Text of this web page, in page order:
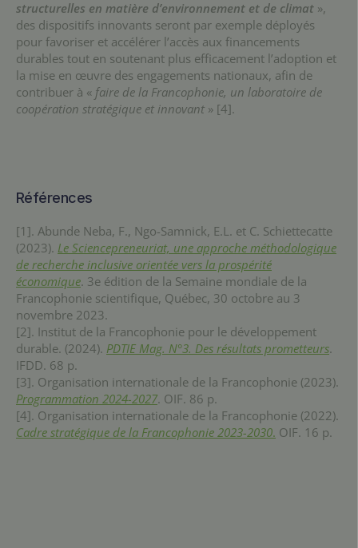
structurelles en matière d’environnement et de climat »,
des dispositifs innovants seront par exemple déployés
pour favoriser et accélérer l’accès aux financements
durables tout en soutenant plus efficacement l’adoption et
la mise en œuvre des engagements nationaux, afin de
contribuer à « faire de la Francophonie, un laboratoire de
coopération stratégique et innovant » [4].
Références
[1]. Abunde Neba, F., Ngo-Samnick, E.L. et C. Schiettecatte
(2023). Le Sciencepreneuriat, une approche méthodologique
de recherche inclusive orientée vers la prospérité
économique. 3e édition de la Semaine mondiale de la
Francophonie scientifique, Québec, 30 octobre au 3
novembre 2023.
[2]. Institut de la Francophonie pour le développement
durable. (2024). PDTIE Mag. N°3. Des résultats prometteurs.
IFDD. 68 p.
[3]. Organisation internationale de la Francophonie (2023).
Programmation 2024-2027. OIF. 86 p.
[4]. Organisation internationale de la Francophonie (2022).
Cadre stratégique de la Francophonie 2023-2030. OIF. 16 p.